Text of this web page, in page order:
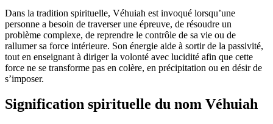
Dans la tradition spirituelle, Véhuiah est invoqué lorsqu’une
personne a besoin de traverser une épreuve, de résoudre un
problème complexe, de reprendre le contrôle de sa vie ou de
rallumer sa force intérieure. Son énergie aide à sortir de la passivité,
tout en enseignant à diriger la volonté avec lucidité afin que cette
force ne se transforme pas en colère, en précipitation ou en désir de
s’imposer.
Signification spirituelle du nom Véhuiah